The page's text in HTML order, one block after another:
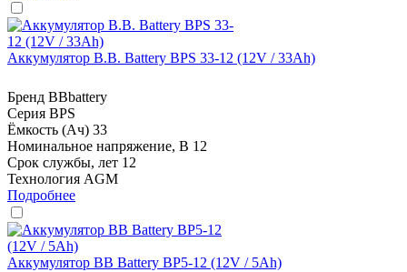
Аккумулятор B.B. Battery BPS 33-12 (12V / 33Ah)
Бренд BBbattery
Серия BPS
Ёмкость (Ач) 33
Номинальное напряжение, В 12
Срок службы, лет 12
Технология AGM
Подробнее
Аккумулятор BB Battery BP5-12 (12V / 5Ah)